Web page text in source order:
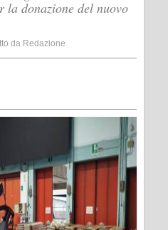
donazione del nuovo
da Redazione